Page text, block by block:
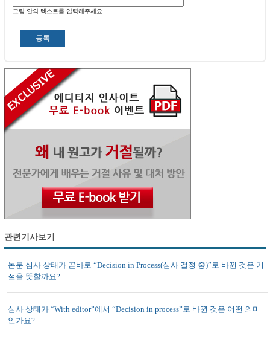
그림 안의 텍스트를 입력해주세요.
관련기사보기
논문 심사 상태가 곧바로 “Decision in Process(심사 결정 중)”로 바뀐 것은 거
절을 뜻할까요?
심사 상태가 “With editor”에서 “Decision in process”로 바뀐 것은 어떤 의미
인가요?